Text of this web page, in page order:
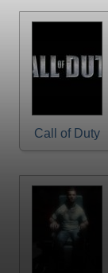
Call of Duty